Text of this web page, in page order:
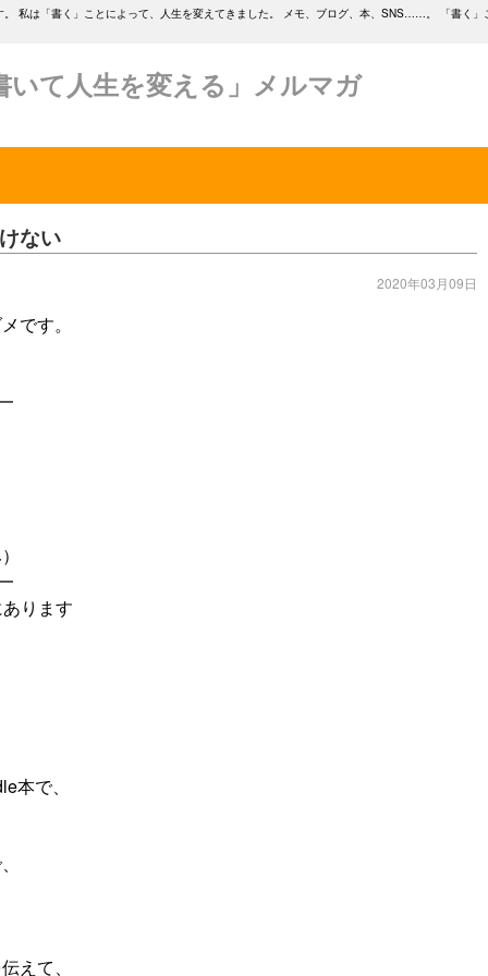
私は「書く」ことによって、人生を変えてきました。 メモ、ブログ、本、SNS……。 「書く
て人生を変える」メルマガ
ない
2020年03月09日
です。
ります
本で、
えて、